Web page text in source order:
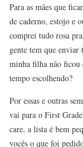
Para as mães que
de caderno, estojo e
comprei tudo rosa
gente tem que enviar
minha filha não ficou
tempo escolhendo?
Por essas e outras
vai para o First
care, a lista é bem
vocês o que foi